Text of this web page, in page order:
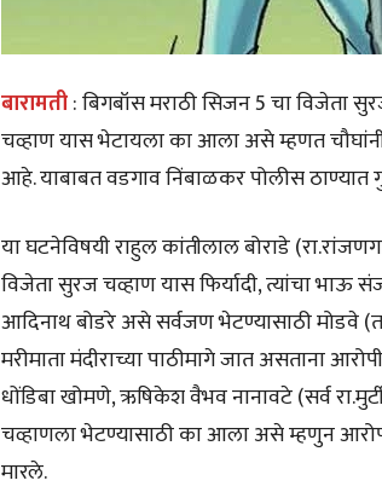
बारामती: बिगबॉस मराठी सिजन 5 चा विजेता
चव्हाण यास भेटायला का आला असे म्हणत
आहे. याबाबत वडगाव निंबाळकर पोलीस
या घटनेविषयी राहुल कांतीलाल बोराडे
विजेता सुरज चव्हाण यास फिर्यादी, त्यांचा
आदिनाथ बोडरे असे सर्वजण भेटण्यासाठी मोडवे
मरीमाता मंदीराच्या पाठीमागे जात असताना
धोंडिबा खोमणे, ऋषिकेश वैभव नानावटे (सर्व
चव्हाणला भेटण्यासाठी का आला असे म्हणुन
मारले.